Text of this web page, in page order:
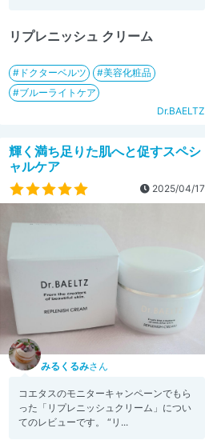
リプレニッシュ クリーム
ドクターベルツ
美容化粧品
ブルーライトケア
Dr.BAELTZ
輝く満ち足りた肌へと促すスペシ
ャルケア
2025/04/17
みるくるみさん
コエタスのモニターキャンペーンでもら
った「リプレニッシュクリーム」につい
てのレビューです。 “リ...